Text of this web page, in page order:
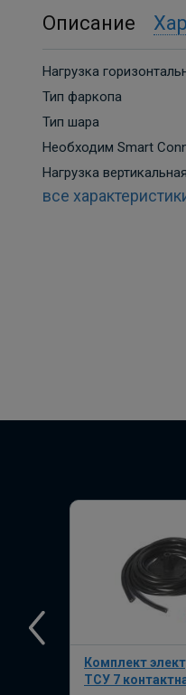
Описание
Нагрузка
Тип фаркопа
Тип шара
Необходим Smart
Нагрузка вертикальная
все
Комплект
ТСУ 7